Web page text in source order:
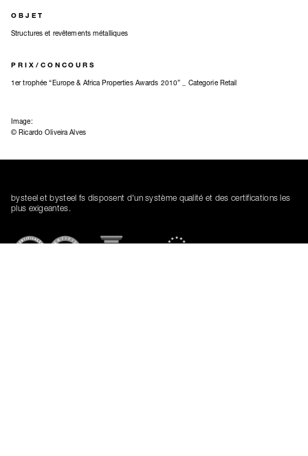
OBJET
Structures et revêtements métalliques
PRIX/CONCOURS
1er trophée “Europe & Africa Properties Awards 2010” _ Categorie Retail
Image:
© Ricardo Oliveira Alves
bysteel et bysteel fs disposent d'un système qualité et des certifications les
plus exigeantes.